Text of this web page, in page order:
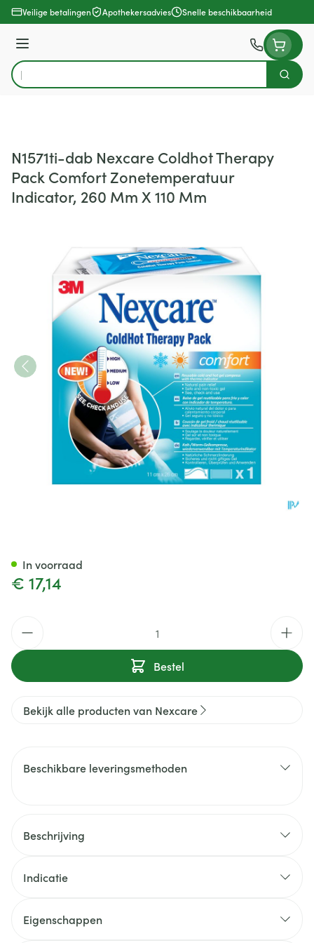
Ga naar de inhoud
Veilige betalingen Apothekersadvies Snelle beschikbaarheid
Menu
Product, merk, categorie...
Zoek
N1571ti-dab Nexcare Coldhot Therapy
Pack Comfort Zonetemperatuur
Indicator, 260 Mm X 110 Mm
€ 17,14
Bestel
In voorraad
Bekijk alle producten van Nexcare
Beschikbare leveringsmethoden
Beschrijving
Indicatie
Eigenschappen